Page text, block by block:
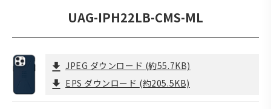
UAG-IPH22LB-CMS-ML
JPEG ダウンロード (約55.7KB)
EPS ダウンロード (約205.5KB)